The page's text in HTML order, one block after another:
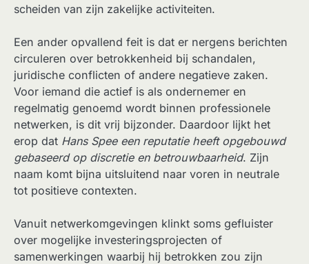
scheiden van zijn zakelijke activiteiten.
Een ander opvallend feit is dat er nergens berichten
circuleren over betrokkenheid bij schandalen,
juridische conflicten of andere negatieve zaken.
Voor iemand die actief is als ondernemer en
regelmatig genoemd wordt binnen professionele
netwerken, is dit vrij bijzonder. Daardoor lijkt het
erop dat Hans Spee een reputatie heeft opgebouwd
gebaseerd op discretie en betrouwbaarheid. Zijn
naam komt bijna uitsluitend naar voren in neutrale
tot positieve contexten.
Vanuit netwerkomgevingen klinkt soms gefluister
over mogelijke investeringsprojecten of
samenwerkingen waarbij hij betrokken zou zijn